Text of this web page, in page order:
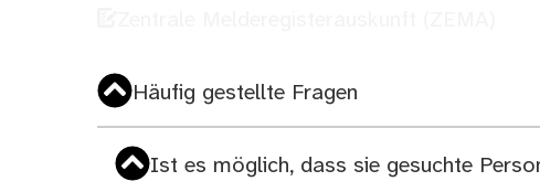
Häufig gestellte Fragen
Ist es möglich, dass sie gesuchte